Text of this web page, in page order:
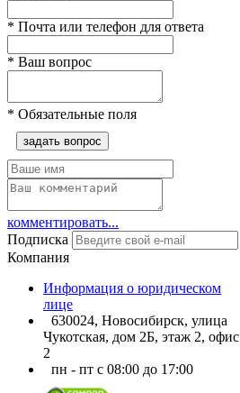
* Почта или телефон для ответа
* Ваш вопрос
* Обязательные поля
задать вопрос
комментировать...
Подписка
Компания
Информация о юридическом
лице
630024, Новосибирск, улица
Чукотская, дом 2Б, этаж 2, офис
2
пн - пт с 08:00 до 17:00